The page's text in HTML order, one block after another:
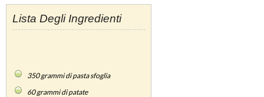
Lista Degli Ingredienti
350grammi di pasta sfoglia
60grammi di patate